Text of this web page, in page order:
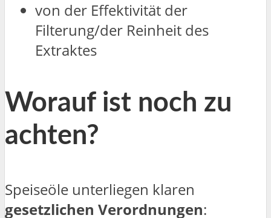
von der Effektivität der
Filterung/der Reinheit des
Extraktes
Worauf ist noch zu
achten?
Speiseöle unterliegen klaren
gesetzlichen Verordnungen: